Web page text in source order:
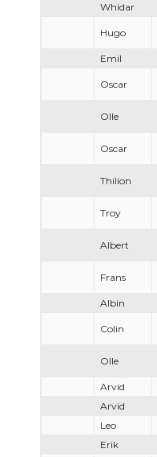
Whidar
Hugo
Emil
Oscar
Olle
Oscar
Thilion
Troy
Albert
Frans
Albin
Colin
Olle
Arvid
Arvid
Leo
Erik